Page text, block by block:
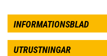
INFORMATIONSBLAD
UTRUSTNINGAR